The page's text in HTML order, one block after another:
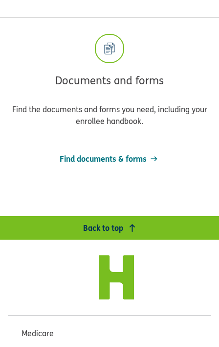
Documents and forms
Find the documents and forms you need, including your
enrollee handbook.
Find documents & forms
Back to top
Medicare